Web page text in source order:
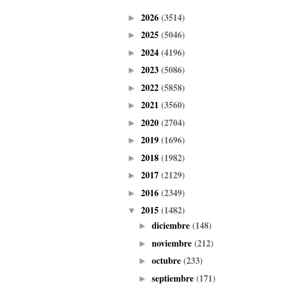
► 2026 (3514)
► 2025 (5046)
► 2024 (4196)
► 2023 (5086)
► 2022 (5858)
► 2021 (3560)
► 2020 (2704)
► 2019 (1696)
► 2018 (1982)
► 2017 (2129)
► 2016 (2349)
▼ 2015 (1482)
► diciembre (148)
► noviembre (212)
► octubre (233)
► septiembre (171)